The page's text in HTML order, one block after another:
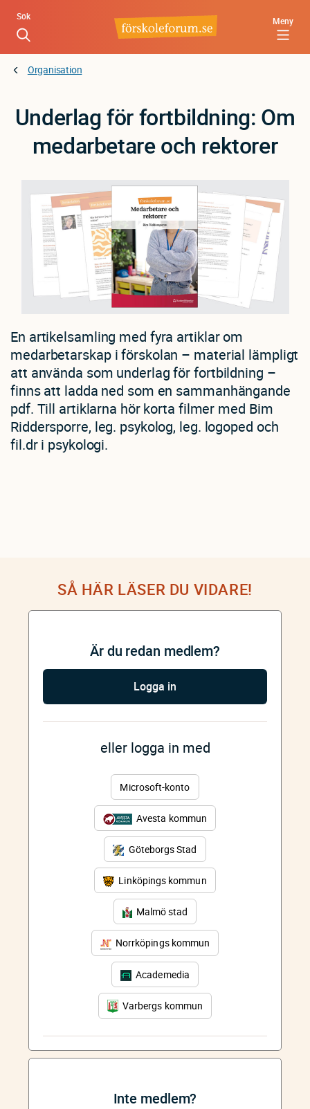
Hoppa
huvudinnehåll
Meny
Sök
Organisation
Underlag för fortbildning: Om
medarbetare och rektorer
En artikelsamling med fyra artiklar om
medarbetarskap i förskolan – material lämpligt
att använda som underlag för fortbildning –
finns att ladda ned som en sammanhängande
pdf. Till artiklarna hör korta filmer med Bim
Riddersporre, leg. psykolog, leg. logoped och
fil.dr i psykologi.
SÅ HÄR LÄSER DU VIDARE!
Är du redan medlem?
Logga in
eller logga in med
Microsoft-konto
Avesta kommun
Göteborgs Stad
Linköpings kommun
Malmö stad
Norrköpings kommun
Academedia
Varbergs kommun
Inte medlem?